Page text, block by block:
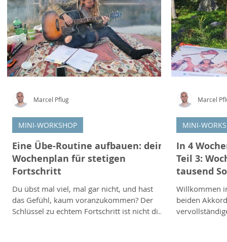
Eine Übe-Routine aufbauen: dein
Wochenplan für stetigen
Fortschritt
Du übst mal viel, mal gar nicht, und hast
das Gefühl, kaum voranzukommen? Der
Schlüssel zu echtem Fortschritt ist nicht die
MINI-WORKSHOP
Marcel Pflug
In 4
Teil 3:
tausend
Willkommen
beiden
MINI-
Marcel